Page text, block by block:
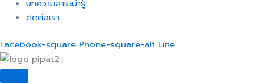
บทความสาระน่ารู้
ติดต่อเรา
Facebook-square Phone-square-alt Line